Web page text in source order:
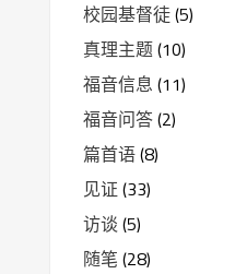
校园基督徒(5)
真理主题(10)
福音信息 (11)
福音问答(2)
篇首语(8)
见证(33)
访谈(5)
随笔 (28)